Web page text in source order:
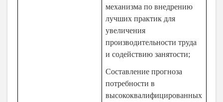
механизма по внедрению
лучших практик для
увеличения
производительности труда
и содействию занятости;
Составление прогноза
потребности в
высококвалифицированных